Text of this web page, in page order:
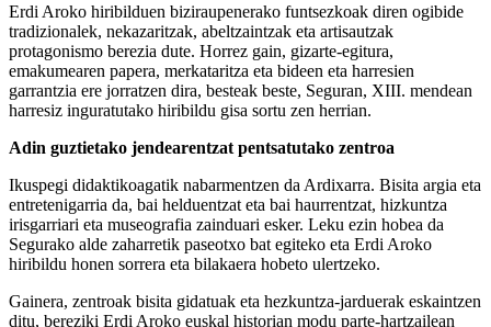
Erdi Aroko hiribilduen biziraupenerako funtsezkoak diren ogibide
tradizionalek, nekazaritzak, abeltzaintzak eta artisautzak
protagonismo berezia dute. Horrez gain, gizarte-egitura,
emakumearen papera, merkataritza eta bideen eta harresien
garrantzia ere jorratzen dira, besteak beste, Seguran, XIII. mendean
harresiz inguratutako hiribildu gisa sortu zen herrian.
Adin guztietako jendearentzat pentsatutako zentroa
Ikuspegi didaktikoagatik nabarmentzen da Ardixarra. Bisita argia eta
entretenigarria da, bai helduentzat eta bai haurrentzat, hizkuntza
irisgarriari eta museografia zainduari esker. Leku ezin hobea da
Segurako alde zaharretik paseotxo bat egiteko eta Erdi Aroko
hiribildu honen sorrera eta bilakaera hobeto ulertzeko.
Gainera, zentroak bisita gidatuak eta hezkuntza-jarduerak eskaintzen
ditu, bereziki Erdi Aroko euskal historian modu parte-hartzailean